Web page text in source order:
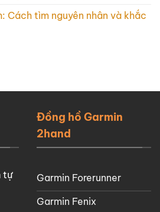
Cách tìm nguyên nhân và khắc
tự
Đồng hồ Garmin
2hand
Garmin Forerunner
Garmin Fenix